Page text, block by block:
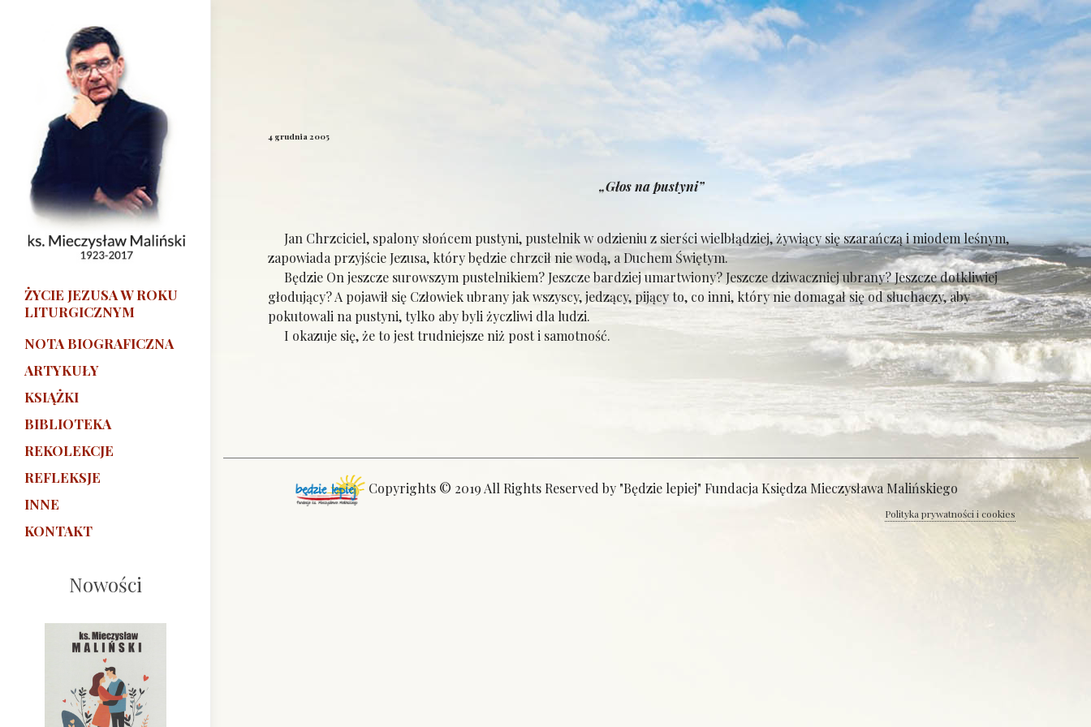
ŻYCIE JEZUSA W ROKU
LITURGICZNYM
NOTA BIOGRAFICZNA
ARTYKUŁY
KSIĄŻKI
BIBLIOTEKA
REKOLEKCJE
REFLEKSJE
INNE
KONTAKT
Nowości
4 grudnia 2005
„Głos na pustyni”
Jan Chrzciciel, spalony słońcem pustyni, pustelnik w odzieniu z sierści wielbłądziej, żywiący się szarańczą i miodem leśnym,
zapowiada przyjście Jezusa, który będzie chrzcił nie wodą, a Duchem Świętym.
Będzie On jeszcze surowszym pustelnikiem? Jeszcze bardziej umartwiony? Jeszcze dziwaczniej ubrany? Jeszcze dotkliwiej
głodujący? A pojawił się Człowiek ubrany jak wszyscy, jedzący, pijący to, co inni, który nie domagał się od słuchaczy, aby
pokutowali na pustyni, tylko aby byli życzliwi dla ludzi.
I okazuje się, że to jest trudniejsze niż post i samotność.
Copyrights © 2019 All Rights Reserved by "Będzie lepiej" Fundacja Księdza Mieczysława Malińskiego
Polityka prywatności i cookies